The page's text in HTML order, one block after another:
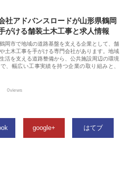
社アドバンスロードが山形県鶴岡
がける舗装土木工事と求人情報
岡市で地域の道路基盤を支える企業として、舗
土木工事を手がける専門会社があります。地域
活を支える道路整備から、公共施設周辺の環境
、幅広い工事実績を持つ企業の取り組みと、
0views
google+ はてブ